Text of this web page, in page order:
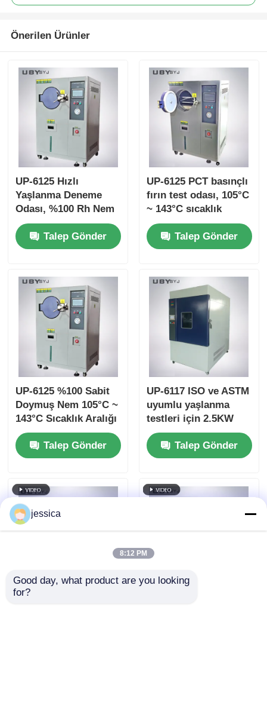
Önerilen Ürünler
UP-6125 Hızlı
Yaşlanma Deneme
Odası, %100 Rh Nem
Arası, ± 0,5 °C
sıcaklık eşitliği ve
Elektronik
105 °C ~ + 135 °C
sıcaklık aralığı
Talep Gönder
UP-6125 PCT basınçlı
fırın test odası, 105°C
~ 143°C sıcaklık
aralığı ve 0.05 ~
0.30MPa çalışma
basıncı için %100 RH
Talep Gönder
UP-6125 %100 Sabit
Doymuş Nem 105°C ~
143°C Sıcaklık Aralığı
ve 0.05~0.30MPa
Çalışma Basıncına
Sahip Hızlandırılmış
Odası
Talep Gönder
UP-6117 ISO ve ASTM
uyumlu yaşlanma
testleri için 2.5KW
hava soğutmalı uzun
yaylı xenon lambası
ile programlanabilir
Talep Gönder
jessica
8:12 PM
Good day, what product are you looking
for?